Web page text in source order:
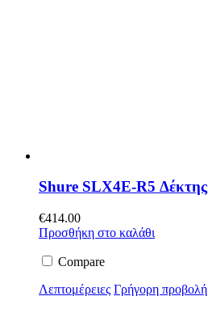
Shure SLX4E-R5 Δέκτης
€414.00
Προσθήκη στο καλάθι
Compare
Λεπτομέρειες Γρήγορη προβολή